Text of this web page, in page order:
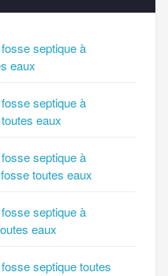
septique à
eaux
septique à
eaux
septique à
toutes eaux
septique à
eaux
septique toutes